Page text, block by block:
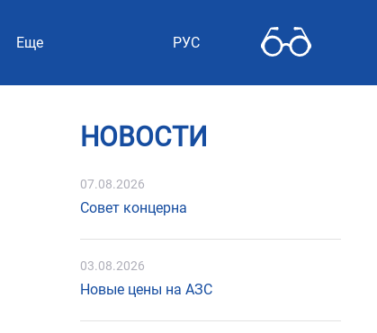
Еще РУС
НОВОСТИ
07.08.2026
Совет концерна
03.08.2026
Новые цены на АЗС